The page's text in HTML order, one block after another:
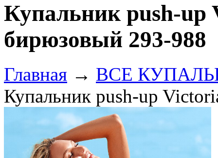
Купальник push-up
бирюзовый 293-988
Главная → ВСЕ
Купальник push-up